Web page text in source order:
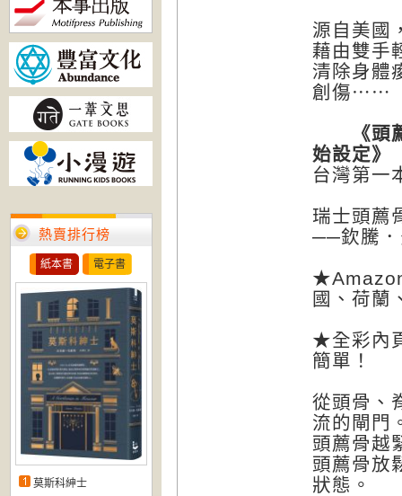
熱賣排行榜
紙本書 電子書
莫斯科紳士
源自美國
藉由雙手
清除身體
創傷⋯⋯
《頭薦
始設定》
台灣第一
瑞士頭薦
──欽騰．
國、荷蘭
★全彩內
簡單！
從頭骨、
流的閘門
頭薦骨越
頭薦骨放
狀態。